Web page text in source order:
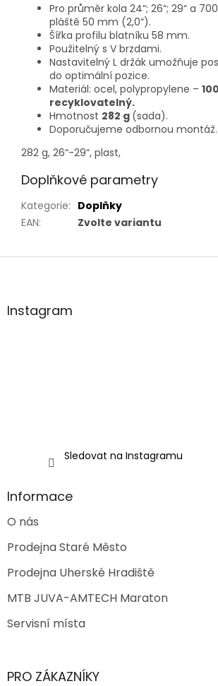
Pro průměr kola 24“; 26“; 29“ a
pláště 50 mm (2,0“).
Šířka profilu blatníku 58 mm.
Použitelný s V brzdami.
Nastavitelný L držák umožňuje
do optimální pozice.
Materiál: ocel, polypropylene –
recyklovatelný.
Hmotnost 282 g (sada).
Doporučujeme odbornou montáž.
282 g, 26“-29“, plast,
Doplňkové parametry
Kategorie: Doplňky
EAN: Zvolte variantu
Z
aInstagram
Sledovat na Instagramu
Informace
O nás
Prodejna Staré Město
Prodejna Uherské Hradiště
MTB JUVA-AMTECH Maraton
Servisní místa
PRO ZÁKAZNÍKY